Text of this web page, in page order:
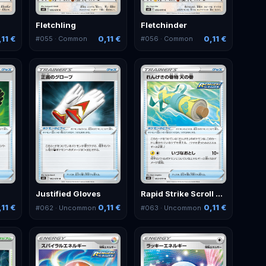
€
Fletchling
#055 · Common 0,11 €
Fletchinder
#056 · Common 0,11 €
€
Justified Gloves
#062 · Uncommon 0,11 €
Rapid Strike Scroll of Skies
#063 · Uncommon 0,11 €